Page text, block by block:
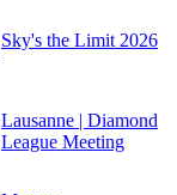
Sky's the Limit 2026
Lausanne | Diamond
League Meeting